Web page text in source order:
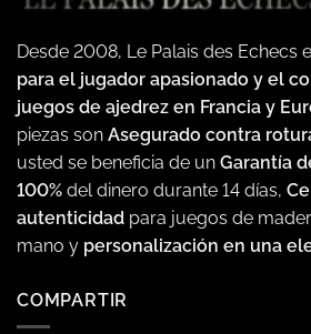
Desde 2008, Le Palais des Echecs
para el jugador apasionado y el
juegos de ajedrez en Francia y
piezas son Asegurado contra
usted se beneficia de un Garantía
100% del dinero durante 14 días,
autenticidad para juegos de
mano y personalización en una
COMPARTIR